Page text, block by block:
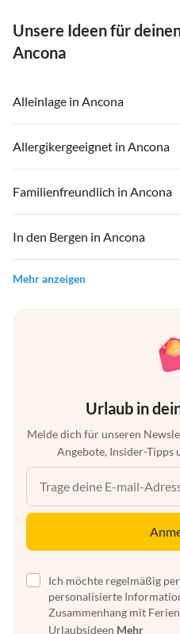
Unsere Ideen für
Ancona
Alleinlage in Ancona
Allergikergeeignet in Ancona
Familienfreundlich in Ancona
In den Bergen in Ancona
Mehr anzeigen
Urlaub in
Melde dich für unseren
Angebote, Insider-Tipps
Ich möchte regelmäßig
personalisierte
Zusammenhang mit
Urlaubsideen Mehr